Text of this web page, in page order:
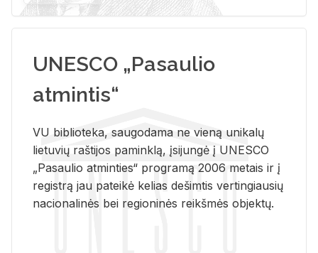
UNESCO „Pasaulio
atmintis“
VU biblioteka, saugodama ne vieną unikalų
lietuvių raštijos paminklą, įsijungė į UNESCO
„Pasaulio atminties“ programą 2006 metais ir į
registrą jau pateikė kelias dešimtis vertingiausių
nacionalinės bei regioninės reikšmės objektų.